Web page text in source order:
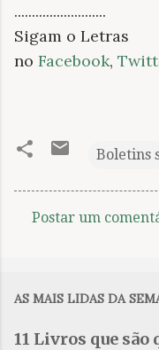
..........................
Sigam o Letras
no Facebook,
Boletins
n
Postar um
AS MAIS LIDAS DA
11 Livros que